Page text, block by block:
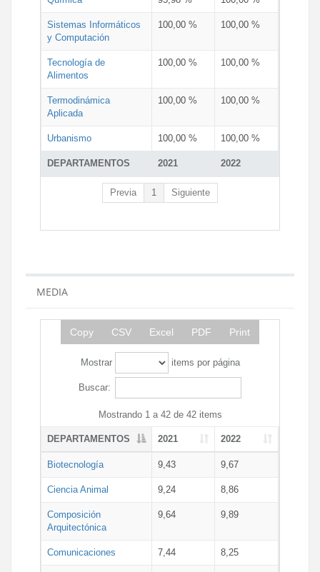
DEPARTAMENTOS 2021 2022
Sistemas Informáticos
y Computación
100,00 % 100,00 %
Tecnología de
Alimentos
100,00 % 100,00 %
Termodinámica
Aplicada
100,00 % 100,00 %
Urbanismo 100,00 % 100,00 %
Previa 1 Siguiente
MEDIA
Copy CSV Excel PDF Print
Mostrar items por página
Buscar:
Mostrando 1 a 42 de 42 items
DEPARTAMENTOS 2021 2022
Biotecnología 9,43 9,67
Ciencia Animal 9,24 8,86
Composición
Arquitectónica
9,64 9,89
Comunicaciones 7,44 8,25